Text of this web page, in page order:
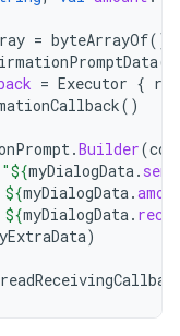
= byteArrayOf()
(
= Executor {
()
.Builder(
"${myDialogData.
${myDialogData.
${myDialogData.
)